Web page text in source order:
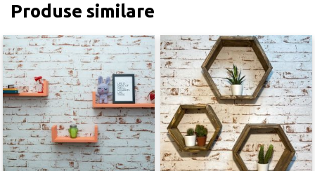
Produse similare